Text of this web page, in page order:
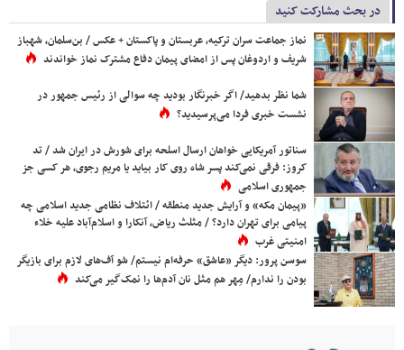
در بحث مشارکت کنید
نماز جماعت سران ترکیه، عربستان و پاکستان + عکس / بن‌سلمان، شهباز
شریف و اردوغان پس از امضای پیمان دفاع مشترک نماز خواندند
شما نظر بدهید/ اگر خبرنگار بودید چه سوالی از رئیس جمهور در
نشست خبری فردا می‌پرسیدید؟
سناتور آمریکایی خواهان ارسال اسلحه برای شورش در ایران شد / تد
کروز: فرقی نمی‌کند پسر شاه روی کار بیاید یا مریم رجوی، هر کسی جز
جمهوری اسلامی
«پیمان مکه» و آرایش جدید منطقه / ائتلاف نظامی جدید اسلامی چه
پیامی برای تهران دارد؟ / مثلث ریاض، آنکارا و اسلام‌آباد علیه خلاء
امنیتی غرب
سوسن پرور: دیگر «عاشق» حرفه‌ام نیستم/ شو آف‌های لازم برای بازیگر
بودن را ندارم/ مِهر هم مثل نان آدم‌ها را نمک‌گیر می‌کند